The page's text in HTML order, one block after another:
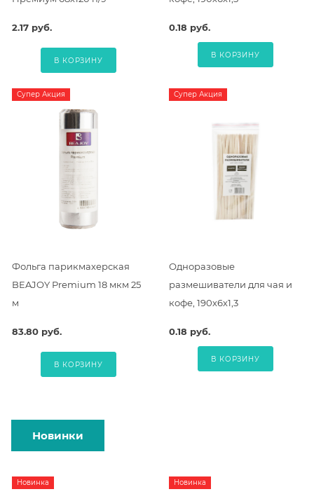
2.17 руб.
В КОРЗИНУ
0.18 руб.
В КОРЗИНУ
Супер Акция
Фольга парикмахерская
BEAJOY Premium 18 мкм 25
м
83.80 руб.
В КОРЗИНУ
Супер Акция
Одноразовые
размешиватели для чая и
кофе, 190х6х1,3
0.18 руб.
В КОРЗИНУ
Новинки
Новинка Новинка